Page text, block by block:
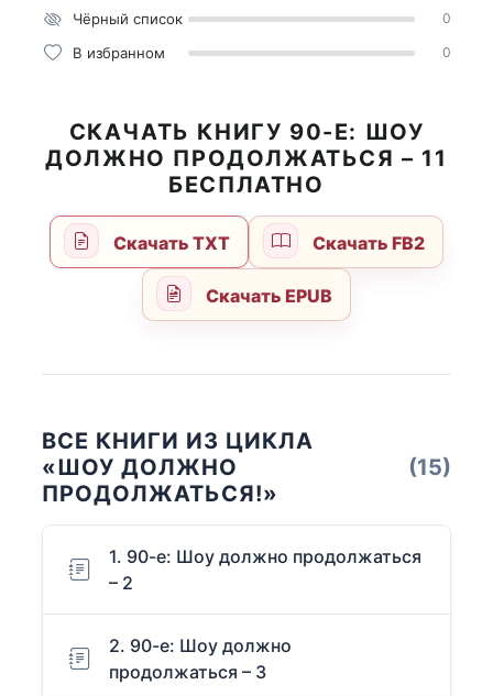
Чёрный список 0
В избранном 0
СКАЧАТЬ КНИГУ 90-Е: ШОУ
ДОЛЖНО ПРОДОЛЖАТЬСЯ – 11
БЕСПЛАТНО
Скачать TXT Скачать FB2
Скачать EPUB
ВСЕ КНИГИ ИЗ ЦИКЛА
«ШОУ ДОЛЖНО
ПРОДОЛЖАТЬСЯ!»
(15)
1. 90-е: Шоу должно продолжаться
– 2
2. 90-е: Шоу должно
продолжаться – 3